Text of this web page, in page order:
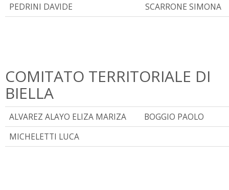
PEDRINI DAVIDE
SCARRONE SIMONA
COMITATO TERRITORIALE DI
BIELLA
ALVAREZ ALAYO ELIZA MARIZA
BOGGIO PAOLO
MICHELETTI LUCA